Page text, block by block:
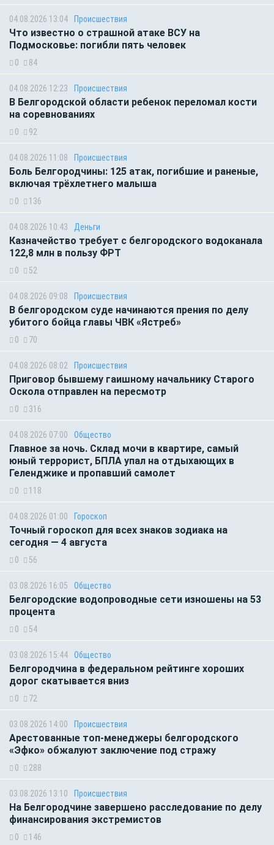
04.08.2026 13:04 Происшествия
Что известно о страшной атаке ВСУ на
Подмосковье: погибли пять человек
0 84
04.08.2026 12:23 Происшествия
В Белгородской области ребенок переломал кости
на соревнованиях
0 92
04.08.2026 11:08 Происшествия
Боль Белгородчины: 125 атак, погибшие и раненые,
включая трёхлетнего малыша
0 136
04.08.2026 10:43 Деньги
Казначейство требует с белгородского водоканала
122,8 млн в пользу ФРТ
0 52
04.08.2026 09:08 Происшествия
В белгородском суде начинаются прения по делу
убитого бойца главы ЧВК «Ястреб»
0 70
04.08.2026 08:02 Происшествия
Приговор бывшему гаишному начальнику Старого
Оскола отправлен на пересмотр
0 316
04.08.2026 07:00 Общество
Главное за ночь. Склад мочи в квартире, самый
юный террорист, БПЛА упал на отдыхающих в
Геленджике и пропавший самолет
0 118
04.08.2026 01:00 Гороскоп
Точный гороскоп для всех знаков зодиака на
сегодня — 4 августа
0 56
03.08.2026 16:05 Общество
Белгородские водопроводные сети изношены на 53
процента
0 54
03.08.2026 15:44 Общество
Белгородчина в федеральном рейтинге хороших
дорог скатывается вниз
0 72
03.08.2026 14:00 Происшествия
Арестованные топ-менеджеры белгородского
«Эфко» обжалуют заключение под стражу
0 288
03.08.2026 13:10 Происшествия
На Белгородчине завершено расследование по делу
финансирования экстремистов
0 146